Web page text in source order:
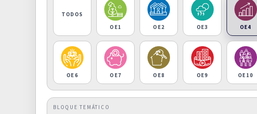
TODOS
OE1
OE2 OE3 OE4
OE6 OE7 OE8 OE9 OE10
BLOQUE TEMÁTICO